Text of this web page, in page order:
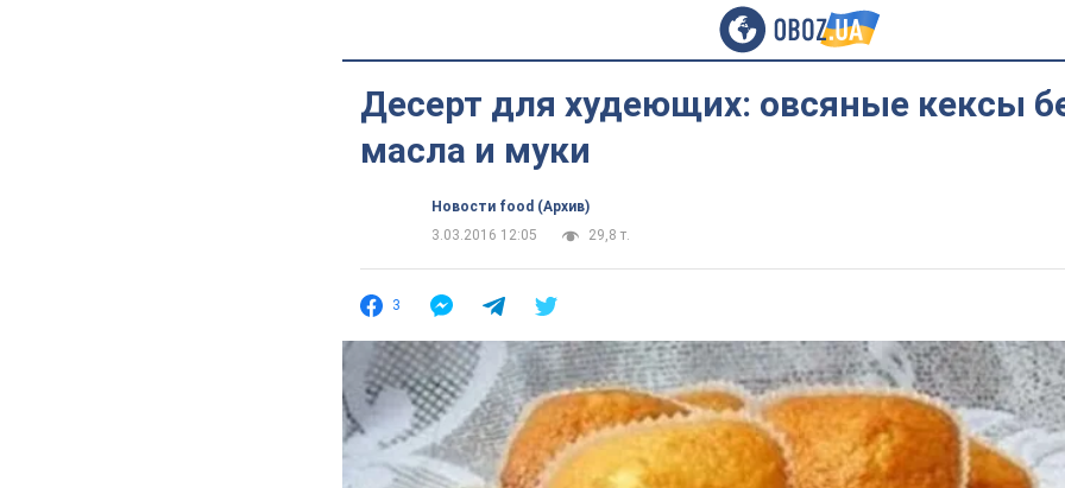
Десерт для худеющих: овсяные кексы
масла и муки
Новости food (Архив)
3.03.2016 12:05
29,8 т.
3